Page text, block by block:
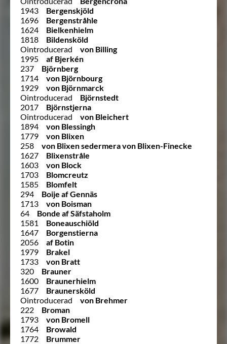
1943
Bergenskjöld
1696
Bergenstråhle
1624
Bielkenhielm
1818
Bildensköld
Ointroducerad
von Billing
1995
af Bjerkén
237
Björnberg
1714
von Björnbourg
1929
von Björnmarck
Ointroducerad
Björnstedt
2017
Björnstjerna
Ointroducerad
von Bleichert
1894
von Blessingh
1779
von Blixen
258
von Blixen sedermera von Blixen-Finecke
1627
Blixenstråle
1603
von Block
1703
Blomcreutz
1585
Blomfelt
294
Boije af Gennäs
1713
von Boisman
64
Bonde af Säfstaholm
1581
Boneauschiöld
1647
Borgenstierna
2056
af Botin
1979
Brakel
1733
von Bratt
320
Brauner
1600
Braunerhielm
1677
Braunersköld
Ointroducerad
von Brehmer
222
Broman
1793
von Bromell
1764
Browald
1772
Brummer